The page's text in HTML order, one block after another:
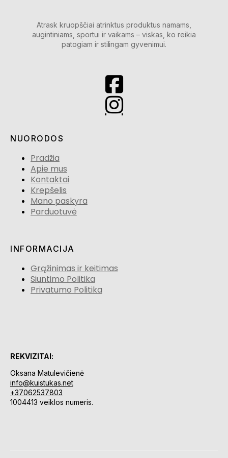
Atrask kruopščiai atrinktus produktus namams,
augintiniams, sportui ir vaikams – viskas, ko reikia
patogiam ir stilingam gyvenimui.
NUORODOS
Pradžia
Apie mus
Kontaktai
Krepšelis
Mano paskyra
Parduotuvė
INFORMACIJA
Grąžinimas ir keitimas
Siuntimo Politika
Privatumo Politika
REKVIZITAI:
Oksana Matulevičienė
info@kuistukas.net
+37062537803
1004413 veiklos numeris.